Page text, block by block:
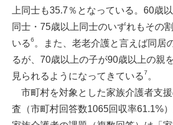
上同士も35.7％となっている。60歳
同士・75歳以上同士のいずれもその
いる6。また、老老介護と言えば同居
るが、70歳以上の子が90歳以上の親
見られるようになってきている7。
市町村を対象とした家族介護者支
査（市町村回答数1065回収率61.1%